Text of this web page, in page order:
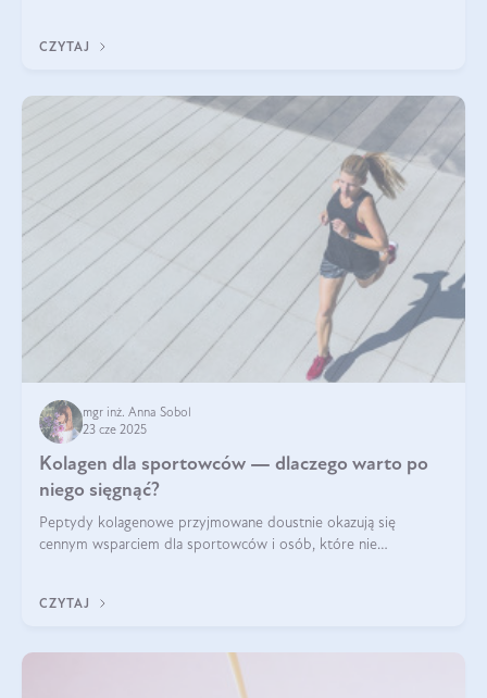
bardziej biodostępny
CZYTAJ
mgr inż. Anna Sobol
23 cze 2025
Kolagen dla sportowców — dlaczego warto po
niego sięgnąć?
Peptydy kolagenowe przyjmowane doustnie okazują się
cennym wsparciem dla sportowców i osób, które nie
CZYTAJ